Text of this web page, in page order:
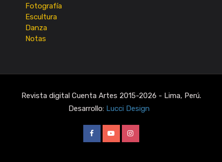
Fotografía
Escultura
Danza
Notas
Revista digital Cuenta Artes 2015-2026 - Lima, Perú.
Desarrollo: Lucci Design